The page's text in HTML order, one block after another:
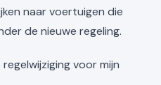
naar voertuigen die
de nieuwe regeling.
voor mijn